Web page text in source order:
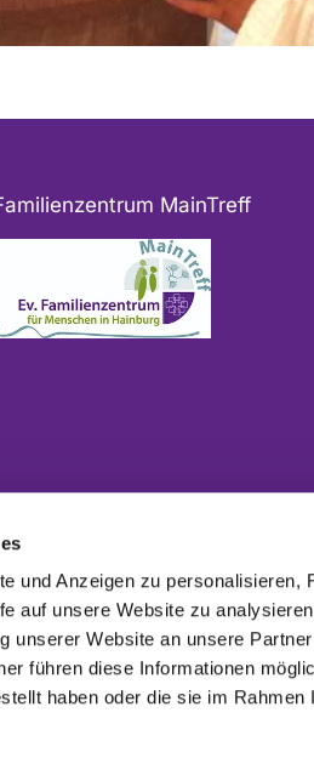
und Anzeigen zu personalisieren,
auf unsere Website zu
unserer Website an unsere
führen diese Informationen
haben oder die sie im Rahmen
MainTreff
das Projekt und/oder die
Datenschutzerklärung